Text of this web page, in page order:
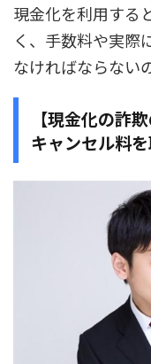
現金化を利用する
く、手数料や実際
なければならない
【現金化の詐
キャンセル料